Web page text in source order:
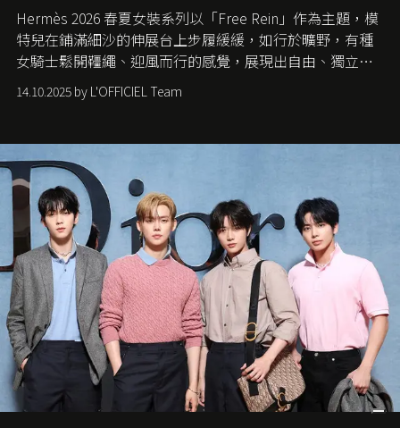
Hermès 2026 春夏女裝系列以「Free Rein」作為主題，模
特兒在鋪滿細沙的伸展台上步履緩緩，如行於曠野，有種
女騎士鬆開韁繩、迎風而行的感覺，展現出自由、獨立與
從容的態度。
14.10.2025 by L'OFFICIEL Team